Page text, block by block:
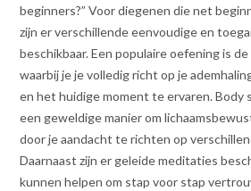
beginners?” Voor diegenen die net
zijn er verschillende eenvoudige en
beschikbaar. Een populaire oefening is
waarbij je je volledig richt op je
en het huidige moment te ervaren. Body
een geweldige manier om
door je aandacht te richten op
Daarnaast zijn er geleide meditaties
kunnen helpen om stap voor stap